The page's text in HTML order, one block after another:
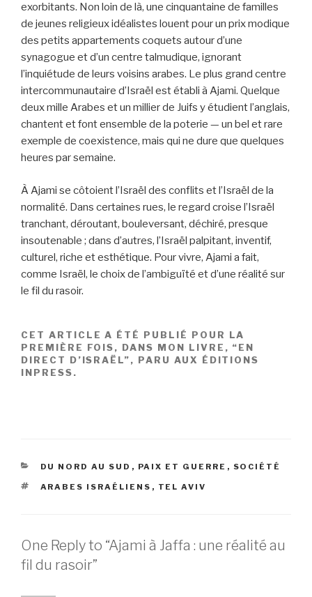
exorbitants. Non loin de là, une cinquantaine de familles
de jeunes religieux idéalistes louent pour un prix modique
des petits appartements coquets autour d’une
synagogue et d’un centre talmudique, ignorant
l’inquiétude de leurs voisins arabes. Le plus grand centre
intercommunautaire d’Israël est établi à Ajami. Quelque
deux mille Arabes et un millier de Juifs y étudient l’anglais,
chantent et font ensemble de la poterie — un bel et rare
exemple de coexistence, mais qui ne dure que quelques
heures par semaine.
À Ajami se côtoient l’Israël des conflits et l’Israël de la
normalité. Dans certaines rues, le regard croise l’Israël
tranchant, déroutant, bouleversant, déchiré, presque
insoutenable ; dans d’autres, l’Israël palpitant, inventif,
culturel, riche et esthétique. Pour vivre, Ajami a fait,
comme Israël, le choix de l’ambiguïté et d’une réalité sur
le fil du rasoir.
CET ARTICLE A ÉTÉ PUBLIÉ POUR LA
PREMIÈRE FOIS, DANS MON LIVRE, “EN
DIRECT D’ISRAËL”, PARU AUX ÉDITIONS
INPRESS.
CATEGORIES
DU NORD AU SUD , PAIX ET GUERRE , SOCIÉTÉ
TAGS
ARABES ISRAÉLIENS , TEL AVIV
One Reply to “Ajami à Jaffa : une réalité au
fil du rasoir”